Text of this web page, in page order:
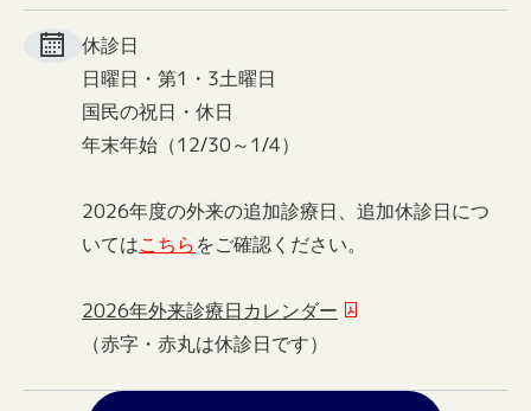
休診日
日曜日・第1・3土曜日
国民の祝日・休日
年末年始（12/30～1/4）
2026年度の外来の追加診療日、追加休診日につ
いてはこちらをご確認ください。
2026年外来診療日カレンダー
（赤字・赤丸は休診日です）